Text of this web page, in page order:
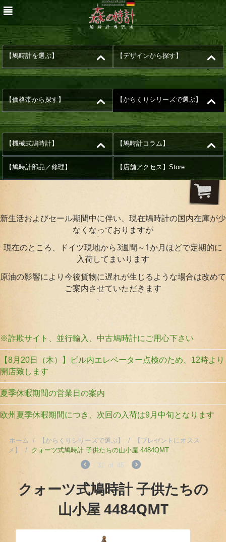
【鳩時計を選ぶ】 【デザインから探す】
【価格帯から探す】 【からくりシリーズで選ぶ】
【機械式鳩時計】 【鳩時計コラム】
【鳩時計部品／修理】 【店舗アクセス】Store
新生活およびセール期間中に伴い、現在鳩時計の国内在庫が少
なくなっておりますが
現在のところ、ドイツ現地から3週間～1か月ほどで定期的に
入荷してまいります
原油の影響により今後貨物に遅れが生じるような場合は改めて
ご案内させていただきます
※詐欺サイト、並行輸入、中古鳩時計にご用心下さい
【8月20日（木）】ビル内エレベーター点検のため、12時より
開店致します
夏季休暇期間の営業日の案内
欧州夏季休暇期間につき、次回の入荷は9月中旬となります
ホーム / 【からくりシリーズで選ぶ】 /
【プレゼントにオスス
メ】
/ クォーツ式鳩時計 子供たちの山小屋 4484QMT
31 of 45
クォーツ式鳩時計 子供たちの
山小屋 4484QMT